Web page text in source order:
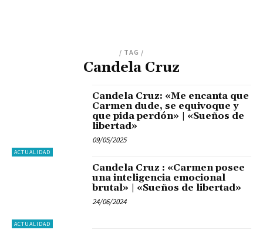
/ TAG /
Candela Cruz
ACTUALIDAD
Candela Cruz: «Me encanta que
Carmen dude, se equivoque y
que pida perdón» | «Sueños de
libertad»
09/05/2025
ACTUALIDAD
Candela Cruz : «Carmen posee
una inteligencia emocional
brutal» | «Sueños de libertad»
24/06/2024